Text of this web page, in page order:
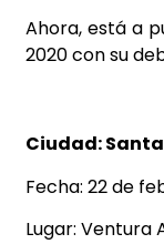
Ahora, está a
2020 con su
Ciudad:
Fecha: 22 de
Lugar: Ventura